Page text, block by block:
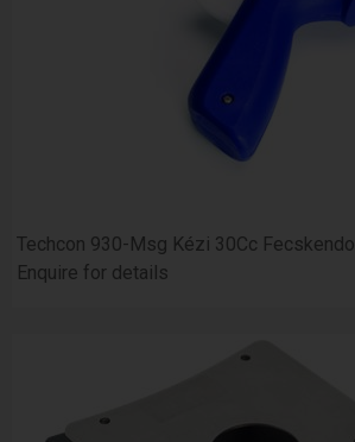
Techcon 930-Msg Kézi 30Cc
Enquire for details